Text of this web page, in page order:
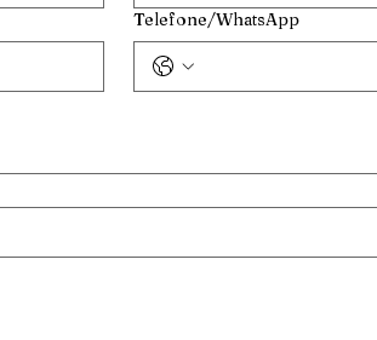
Telefone/WhatsApp